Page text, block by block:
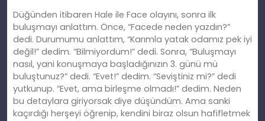
Düğünden itibaren Hale ile Face olayını, sonra ilk
buluşmayı anlattım. Önce, “Facede neden yazdın?”
dedi. Durumumu anlattım, “Karımla yatak odamız pek iyi
değil!” dedim. “Bilmiyordum!” dedi. Sonra, “Buluşmayı
nasıl, yani konuşmaya başladığınızın 3. günü mü
buluştunuz?” dedi. “Evet!” dedim. “Seviştiniz mi?” dedi
yutkunup. “Evet, ama birleşme olmadı!” dedim. Neden
bu detaylara giriyorsak diye düşündüm. Ama sanki
kaçırdığı herşeyi öğrenip, kendini biraz olsun hafifletmek